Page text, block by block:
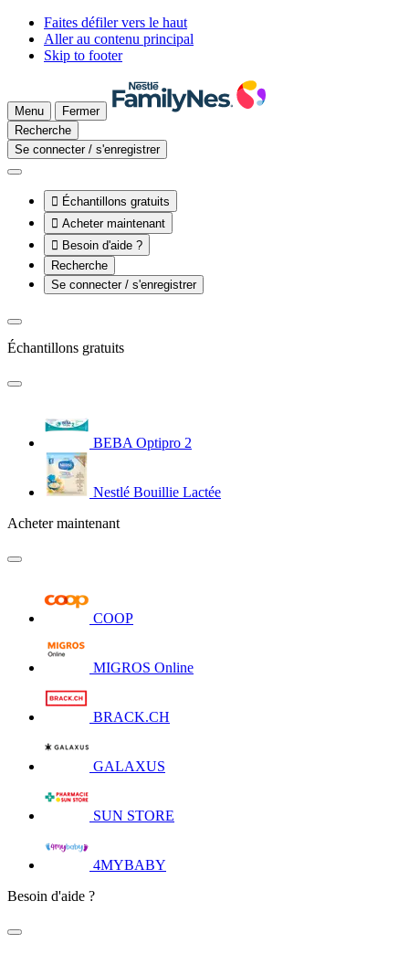
Faites défiler vers le haut
Aller au contenu principal
Skip to footer
Menu
Fermer
Recherche
Se connecter / s'enregistrer
 Échantillons gratuits
 Acheter maintenant
 Besoin d'aide ?
Recherche
Se connecter / s'enregistrer
Échantillons gratuits
BEBA Optipro 2
Nestlé Bouillie Lactée
Acheter maintenant
COOP
MIGROS Online
BRACK.CH
GALAXUS
SUN STORE
4MYBABY
Besoin d'aide ?